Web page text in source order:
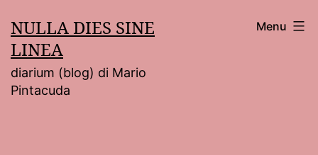
al
contenuto
NULLA DIES SINE
LINEA
diarium (blog) di Mario
Pintacuda
Menu